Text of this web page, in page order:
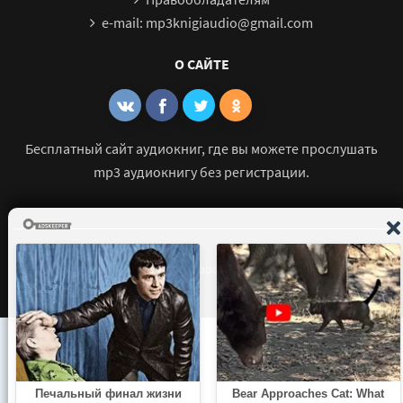
e-mail: mp3knigiaudio@gmail.com
О САЙТЕ
Бесплатный сайт аудиокниг, где вы можете прослушать
mp3 аудиокнигу без регистрации.
© 2021 - 2026 mp3-knigi-audio.com Все права защищены